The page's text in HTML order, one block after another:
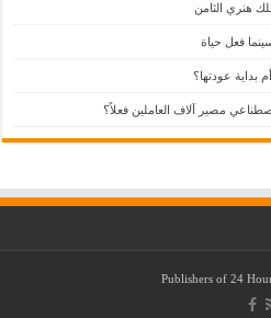
هنري الثامن
فعل حياة
بداية عودتها؟
مصير آلاف العاملين فعلاً؟
Publishers of 24